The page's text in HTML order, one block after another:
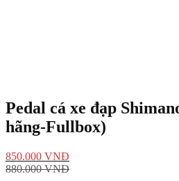
Pedal cá xe đạp
hãng-Fullbox)
850.000 VNĐ
880.000VNĐ